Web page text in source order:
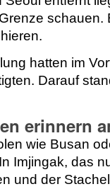
hatten im
Darauf
erinnern
wie Busan
Imjingak, das
und der